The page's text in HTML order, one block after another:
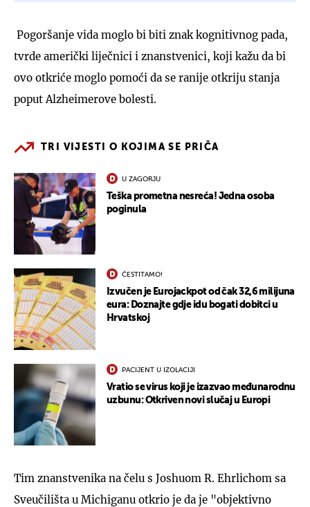
Pogoršanje vida moglo bi biti znak kognitivnog pada,
tvrde američki liječnici i znanstvenici, koji kažu da bi
ovo otkriće moglo pomoći da se ranije otkriju stanja
poput Alzheimerove bolesti.
TRI VIJESTI O KOJIMA SE PRIČA
U ZAGORJU
Teška prometna nesreća! Jedna osoba
poginula
ČESTITAMO!
Izvučen je Eurojackpot od čak 32,6 milijuna
eura: Doznajte gdje idu bogati dobitci u
Hrvatskoj
PACIJENT U IZOLACIJI
Vratio se virus koji je izazvao međunarodnu
uzbunu: Otkriven novi slučaj u Europi
Tim znanstvenika na čelu s Joshuom R. Ehrlichom sa
Sveučilišta u Michiganu otkrio je da je "objektivno